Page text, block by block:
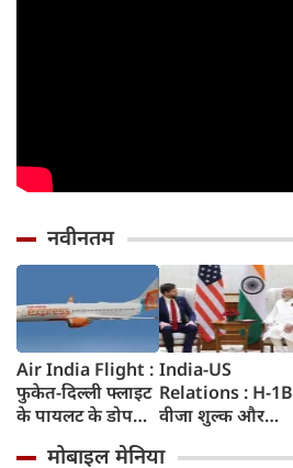
नवीनतम
Air India Flight :
फुकेत-दिल्ली फ्लाइट
के पायलट के डोप
कहा- रिपोर्ट नहीं
India-US
Relations : H-1B
वीजा शुल्क और
अलावा PM मोदी ने
मोबाइल मेनिया